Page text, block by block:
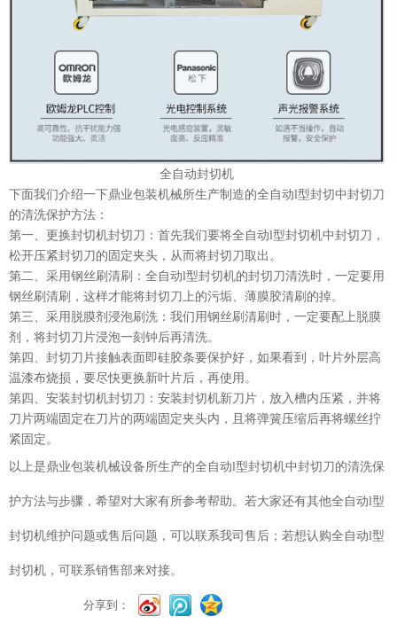
全自动封切机
下面我们介绍一下鼎业包装机械所生产制造的全自动l型封切中封切刀
的清洗保护方法：
第一、 更换封切机封切刀：首先我们要将全自动l型封切机中封切刀，
松开压紧封切刀的固定夹头， 从而将封切刀取出。
第二、 采用钢丝刷清刷：全自动l型封切机的封切刀清洗时，一定要用
钢丝刷清刷，这样才能将封切刀上的污垢、薄膜胶清刷的掉。
第三、采用 脱膜剂 浸泡刷洗：我们用钢丝刷清刷时，一定要配上 脱膜
剂 ，将封切刀片浸泡一刻钟后再清洗。
第四、封切刀片接触表面即硅胶条要保护好， 如果看到，叶片外层高
温漆布烧损， 要尽快更换新叶片后，再使用 。
第四、安装封切机封切刀： 安装封切机新刀片，放入槽内压紧， 并将
刀片两端固定在刀片的两端固定夹头内，
且将弹簧压缩后再将螺丝拧
紧 固定。
以上是鼎业包装机械设备所生产的全自动l型封切机中封切刀的清洗保
护方法与步骤，希望对大家有所参考帮助。若大家还有其他全自动l型
封切机维护问题或售后问题，可以联系我司售后；若想认购全自动l型
封切机 ，可联系销售部来对接。
分享到：